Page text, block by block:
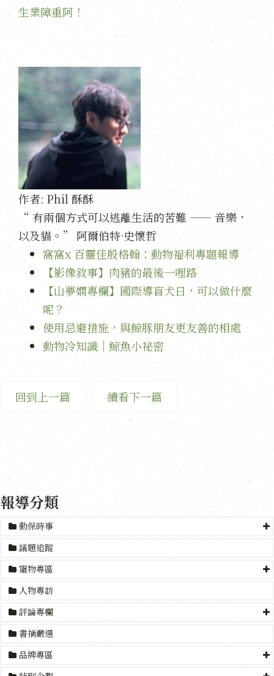
生業障重阿！
作者: Phil 酥酥
“ 有兩個方式可以逃離生活的苦難 —— 音樂，
以及貓。” 阿爾伯特·史懷哲
窩窩x 百靈佳殷格翰：動物福利專題報導
【影像敘事】肉豬的最後一哩路
【山夢嫻專欄】國際導盲犬日，可以做什麼
呢？
使用忌避措施，與鯨豚朋友更友善的相處
動物冷知識｜鯨魚小祕密
回到上一篇 續看下一篇
報導分類
動保時事
議題追蹤
寵物專區
人物專訪
評論專欄
書摘嚴選
品牌專區